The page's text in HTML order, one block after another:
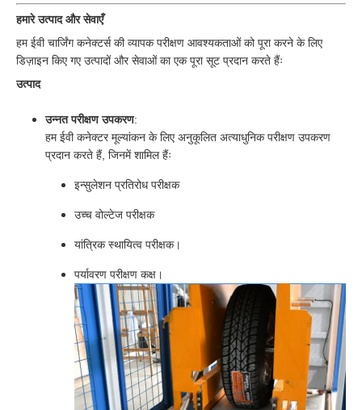
हमारे उत्पाद और सेवाएँ
हम ईवी चार्जिंग कनेक्टर्स की व्यापक परीक्षण आवश्यकताओं को पूरा करने के लिए
डिज़ाइन किए गए उत्पादों और सेवाओं का एक पूरा सूट प्रदान करते हैंः
उत्पाद
उन्नत परीक्षण उपकरण:
हम ईवी कनेक्टर मूल्यांकन के लिए अनुकूलित अत्याधुनिक परीक्षण उपकरण
प्रदान करते हैं, जिनमें शामिल हैंः
इन्सुलेशन प्रतिरोध परीक्षक
उच्च वोल्टेज परीक्षक
यांत्रिक स्थायित्व परीक्षक।
पर्यावरण परीक्षण कक्ष।